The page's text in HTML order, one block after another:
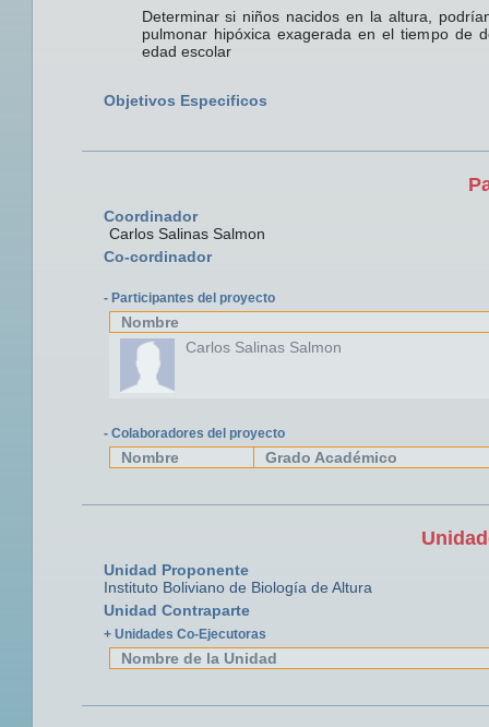
Determinar si niños nacidos en la altura,
pulmonar hipóxica exagerada en el tiempo de
edad escolar
Objetivos Especificos
Coordinador
Carlos Salinas Salmon
Co-cordinador
- Participantes del proyecto
Nombre
Carlos Salinas Salmon
- Colaboradores del proyecto
Nombre Grado Académico
Unidad Proponente
Instituto Boliviano de Biología de Altura
Unidad Contraparte
+ Unidades Co-Ejecutoras
Nombre de la Unidad